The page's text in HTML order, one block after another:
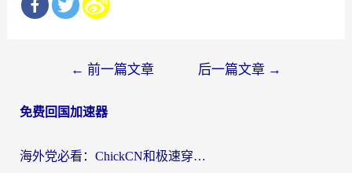
导
← 前一篇文章 后一篇文章 →
免费回国加速器
海外党必看：ChickCN和极速穿梭VPN好用吗？3招教你选对回国加速器无缝刷国内资源